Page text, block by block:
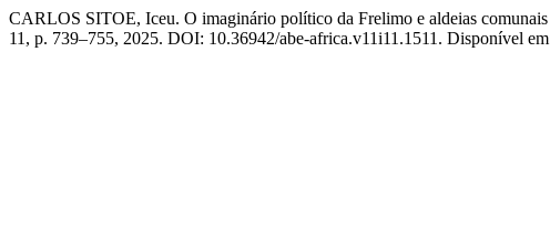
CARLOS SITOE, Iceu. O imaginário político da Frelimo e aldeias
11, p. 739–755, 2025. DOI: 10.36942/abe-africa.v11i11.1511. Disponível